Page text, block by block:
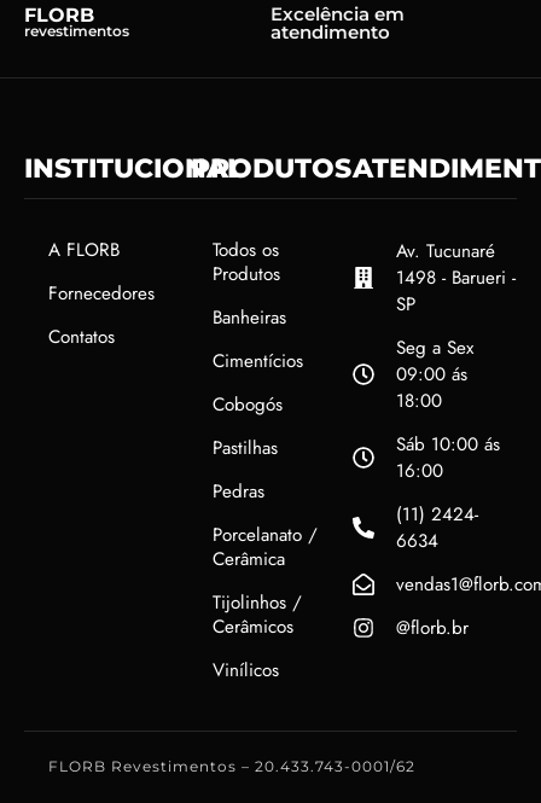
FLORB
revestimentos
Excelência em
atendimento
INSTITUCIONAL
A FLORB
Fornecedores
Contatos
PRODUTOS
Todos os
Produtos
Banheiras
Cimentícios
Cobogós
Pastilhas
Pedras
Porcelanato /
Cerâmica
Tijolinhos /
Cerâmicos
Vinílicos
Av. Tucunaré
1498 - Barueri -
SP
Seg a Sex
09:00 ás
18:00
Sáb 10:00 ás
16:00
(11) 2424-
6634
@florb.br
FLORB Revestimentos – 20.433.743-0001/62